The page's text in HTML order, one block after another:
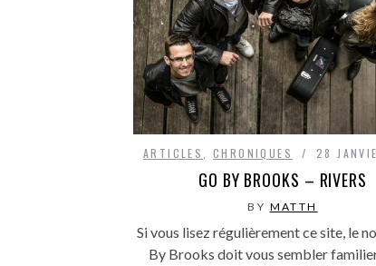
ARTICLES,CHRONIQUES 28
GO BY BROOKS – RIVERS
BY MATTH
Si vous lisez régulièrement ce site, le
By Brooks doit vous sembler